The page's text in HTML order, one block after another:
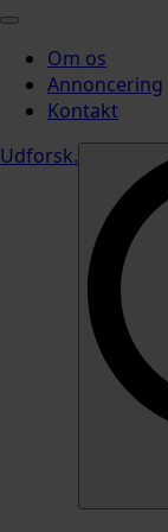
Om os
Annoncering
Kontakt
Udforsk.